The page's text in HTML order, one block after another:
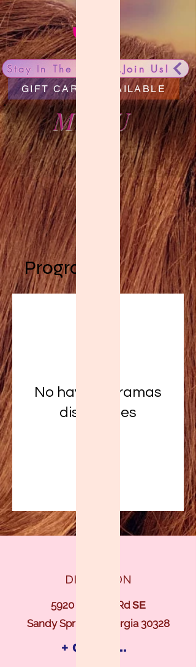
Stay In The Know...Join Us!
MENU
GIFT CARDS AVAILABLE
Programas
No hay programas
disponibles
DIRECCIÓN
5920 Roswell RdSE
Sandy Springs, Georgia 30328
+ COMPARTIR